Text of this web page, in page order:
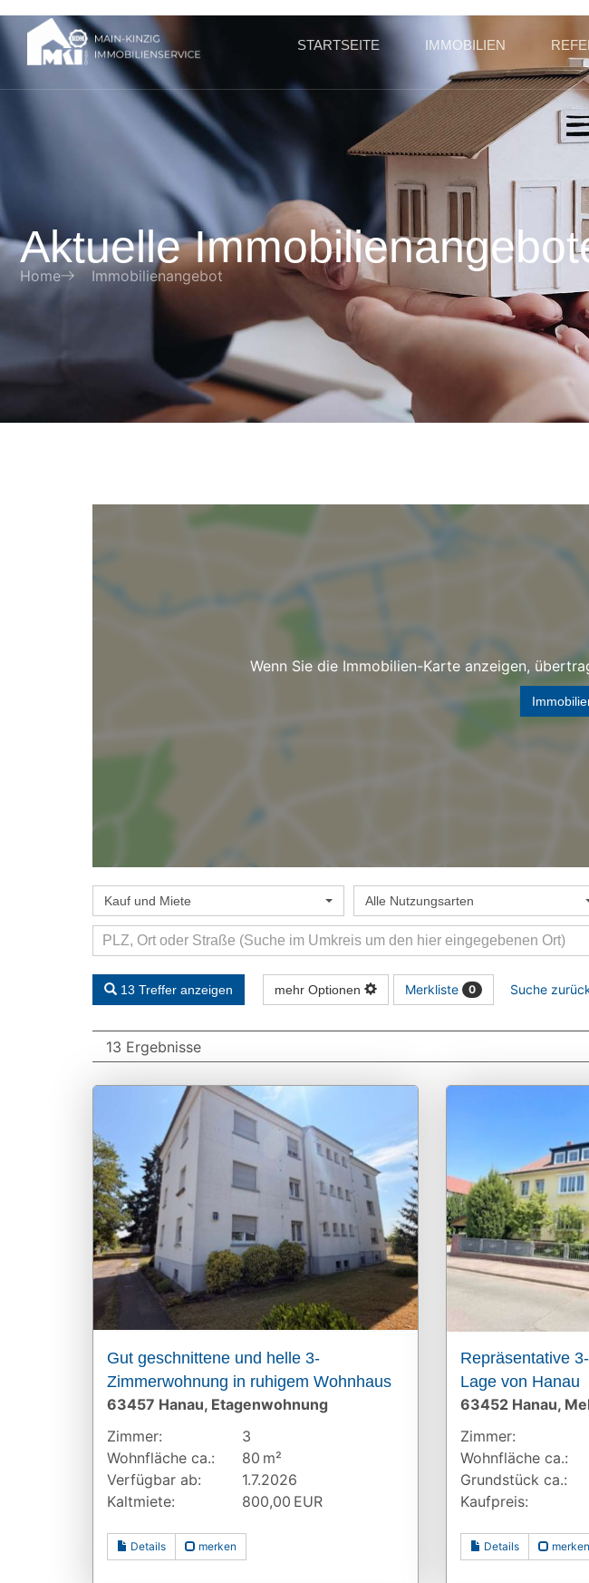
STARTSEITE IMMOBILIEN
Aktuelle
Home Immobilienangebot
Wenn Sie die Immobilien-Karte anzeigen,
Kauf und Miete Alle Nutzungsarten
13 Treffer anzeigen mehr Optionen Merkliste 0 Suche
13 Ergebnisse
Gut geschnittene und helle 3-
Zimmerwohnung in ruhigem Wohnhaus
63457 Hanau, Etagenwohnung
Zimmer:
3
Wohnfläche ca.:
80 m²
Verfügbar ab:
1.7.2026
Kaltmiete:
800,00 EUR
Details merken
Repräsentative
Lage von Hanau
63452 Hanau,
Zimmer:
Wohnfläche ca.:
Grund­stück ca.:
Kaufpreis:
Details merken